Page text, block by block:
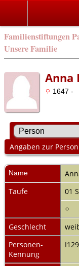
Familienstiftungen
Unsere Familie
Anna
1647 -
Angaben zur Person
Name
Taufe
01
Geschlecht
Personen-
Kennung